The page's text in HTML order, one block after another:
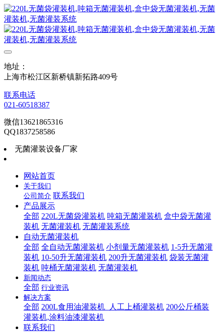
地址：
上海市松江区新桥镇新拓路409号
联系电话
021-60518387
微信13621865316
QQ1837258586
无菌灌装设备厂家
网站首页
关于我们
公司简介 联系我们
产品展示
全部 220L无菌袋灌装机 吨箱无菌灌装机 盒中袋无菌灌
装机 无菌灌装机 无菌灌装系统
自动无菌灌装机
全部 全自动无菌灌装机 小剂量无菌灌装机 1-5升无菌灌
装机 10-50升无菌灌装机 200升无菌灌装机 袋装无菌灌
装机 吨桶无菌灌装机 无菌灌装机
新闻动态
全部 行业资讯
解决方案
全部 200L食用油灌装机_人工上桶灌装机 200公斤桶装
灌装机,涂料油漆灌装机
联系我们